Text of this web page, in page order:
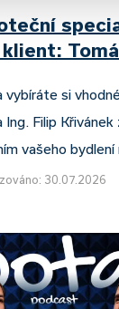
si
Filip Křivánek
vašeho bydlení
30.07.2026